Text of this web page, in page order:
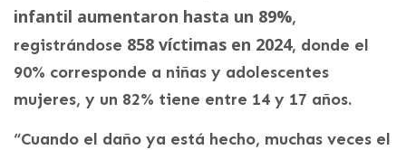
infantil aumentaron hasta un 89%,
registrándose 858 víctimas en 2024, donde el
90% corresponde a niñas y adolescentes
mujeres, y un 82% tiene entre 14 y 17 años.
“Cuando el daño ya está hecho, muchas veces el